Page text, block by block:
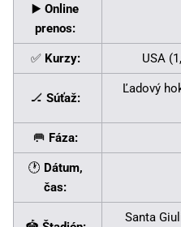
▶️ Online
prenos:
✅ Kurzy: USA
🏒 Súťaž:
Ľadový
🥅 Fáza:
🕐 Dátum,
čas:
Santa